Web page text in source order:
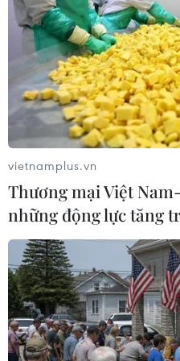
#tăng trưởng kinh tế
#dư nợ tín dụng
Theo dõi VietnamPlus
TIN LIÊN QUAN
vietnamplus.vn
Thương mại Việt
những động lực tăng